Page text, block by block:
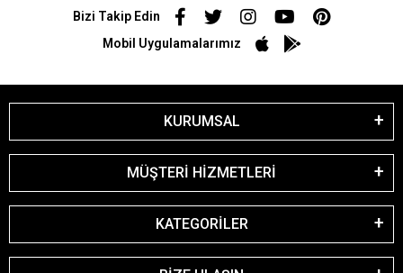
Bizi Takip Edin
Mobil Uygulamalarımız
KURUMSAL
MÜŞTERİ HİZMETLERİ
KATEGORİLER